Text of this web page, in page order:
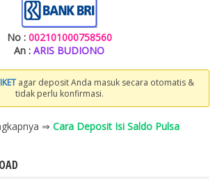
No : 002101000758560
An : ARIS BUDIONO
agar deposit Anda masuk secara otomatis &
tidak perlu konfirmasi.
⇒ Cara Deposit Isi Saldo Pulsa